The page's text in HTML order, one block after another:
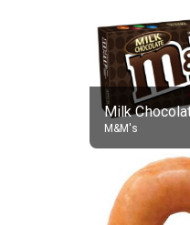
Milk
M&M's